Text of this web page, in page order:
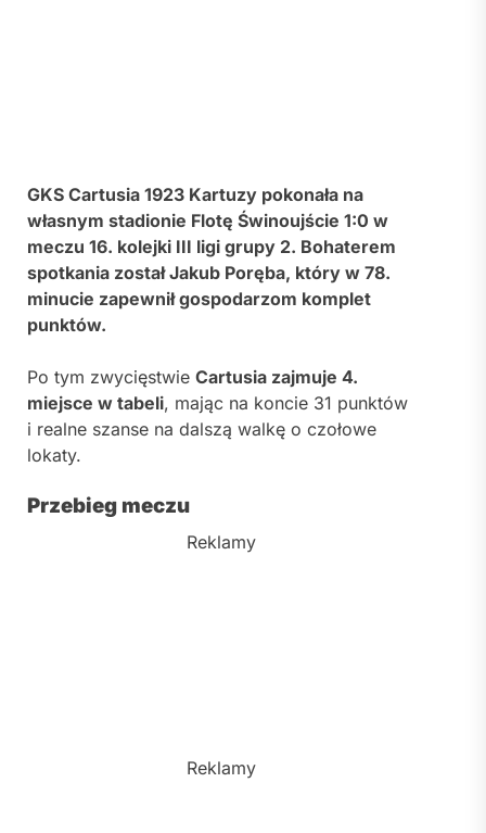
GKS Cartusia 1923 Kartuzy pokonała na
własnym stadionie Flotę Świnoujście 1:0 w
meczu 16. kolejki III ligi grupy 2. Bohaterem
spotkania został Jakub Poręba, który w 78.
minucie zapewnił gospodarzom komplet
punktów.
Po tym zwycięstwie Cartusia zajmuje 4.
miejsce w tabeli, mając na koncie 31 punktów
i realne szanse na dalszą walkę o czołowe
lokaty.
Przebieg meczu
Reklamy
Reklamy